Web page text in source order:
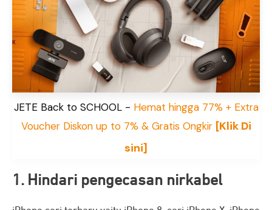
JETE Back to SCHOOL - Hemat hingga 77% + Extra
Voucher Diskon up to 7% & Gratis Ongkir [Klik Di
sini]
1. Hindari pengecasan nirkabel